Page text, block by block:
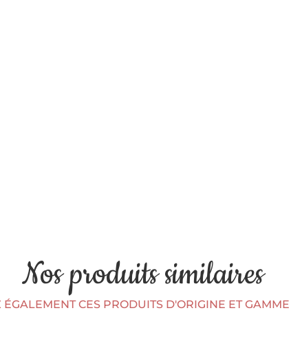
Nos produits similaires
ÉGALEMENT CES PRODUITS D'ORIGINE ET